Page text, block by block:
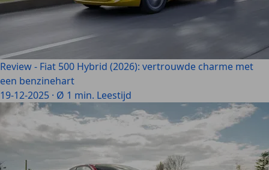
Review - Fiat 500 Hybrid (2026): vertrouwde charme met
een benzinehart
19-12-2025 · Ø 1 min. Leestijd